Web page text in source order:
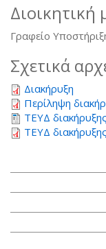
Διοικητική
Γραφείο
Σχετικά
Διακήρυξη
Περίληψη
ΤΕΥΔ
ΤΕΥΔ